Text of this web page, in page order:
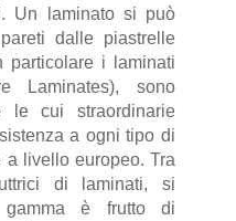
Un laminato si può
dalle piastrelle
particolare i laminati
Laminates), sono
le cui straordinarie
a ogni tipo di
livello europeo. Tra
di laminati, si
è frutto di